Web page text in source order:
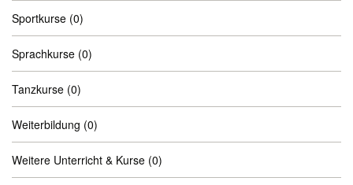
Sportkurse (0)
Sprachkurse (0)
Tanzkurse (0)
Weiterbildung (0)
Weitere Unterricht & Kurse (0)